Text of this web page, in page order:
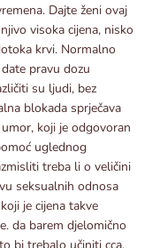
Dajte ženi ovaj
visoka cijena, nisko
krvi. Normalno
pravu dozu
su ljudi, bez
blokada sprječava
koji je odgovoran
uglednog
treba li o veličini
seksualnih odnosa
je cijena takve
da barem djelomično